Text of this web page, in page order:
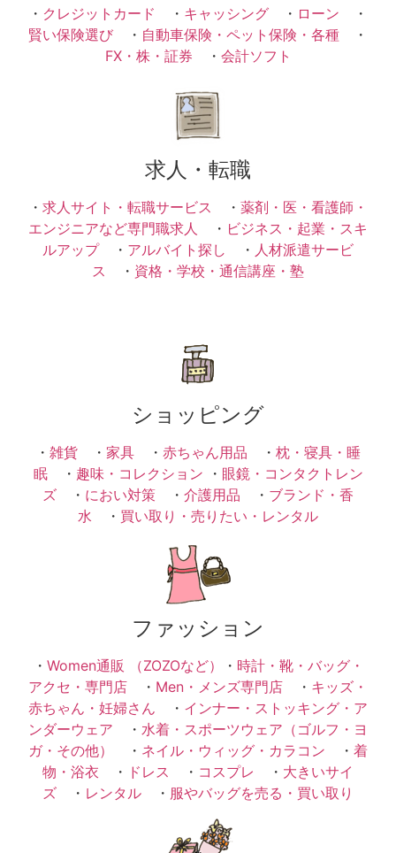
・ クレジットカード ・ キャッシング ・ ローン ・
賢い保険選び ・ 自動車保険・ペット保険・各種 ・
FX・株・証券 ・ 会計ソフト
求人・転職
・ 求人サイト・転職サービス ・ 薬剤・医・看護師・
エンジニアなど専門職求人
・ ビジネス・起業・スキ
ルアップ・ アルバイト探し ・ 人材派遣サービ
ス ・ 資格・学校・通信講座・塾
ショッピング
・ 雑貨 ・ 家具 ・ 赤ちゃん用品 ・ 枕・寝具・睡
眠・ 趣味・コレクション ・ 眼鏡・コンタクトレン
ズ ・ におい対策 ・ 介護用品 ・ ブランド・香
水 ・ 買い取り・売りたい・レンタル
ファッション
・ Women通販 （ZOZOなど） ・ 時計・靴・バッグ・
アクセ・専門店 ・ Men・メンズ専門店 ・ キッズ・
赤ちゃん・妊婦さん ・ インナー・ストッキング・ア
ンダーウェア ・ 水着・スポーツウェア（ゴルフ・ヨ
ガ・その他）
・ ネイル・ウィッグ・カラコン ・ 着
物・浴衣 ・ ドレス ・ コスプレ ・ 大きいサイ
ズ ・ レンタル ・ 服やバッグを売る・買い取り